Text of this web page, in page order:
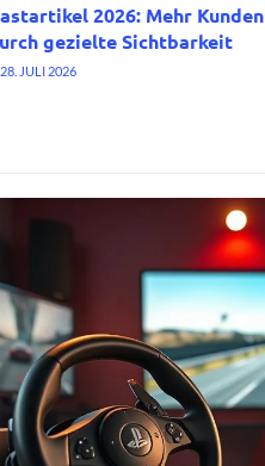
2026: Mehr Kunden
gezielte Sichtbarkeit
JULI 2026